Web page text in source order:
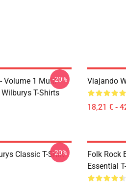
Volume 1 Multi
T-Shirts
-20% Viajando
18,21 € -
Classic T-Shirt
-20%
Folk Rock
Essential